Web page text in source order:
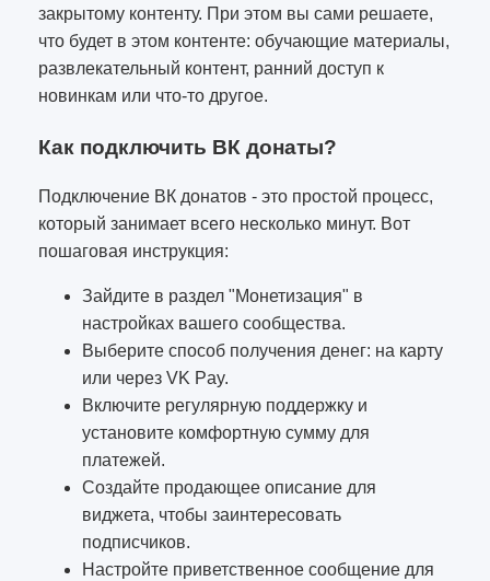
закрытому контенту. При этом вы сами решаете,
что будет в этом контенте: обучающие материалы,
развлекательный контент, ранний доступ к
новинкам или что-то другое.
Как подключить ВК донаты?
Подключение ВК донатов - это простой процесс,
который занимает всего несколько минут. Вот
пошаговая инструкция:
Зайдите в раздел "Монетизация" в
настройках вашего сообщества.
Выберите способ получения денег: на карту
или через VK Pay.
Включите регулярную поддержку и
установите комфортную сумму для
платежей.
Создайте продающее описание для
виджета, чтобы заинтересовать
подписчиков.
Настройте приветственное сообщение для